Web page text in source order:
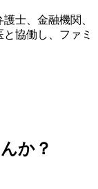
士、金融機関、
協働し、ファミ
か？